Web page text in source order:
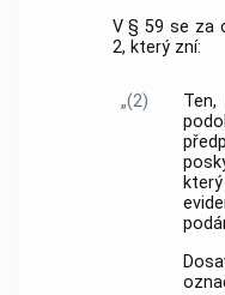
V § 59 se za
2, který zní:
„(2)